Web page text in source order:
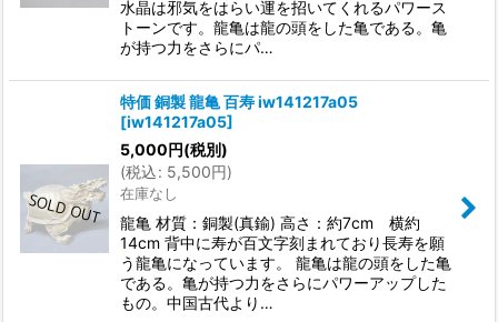
水晶は邪気をはらい運を招いてくれるパワース
トーンです。龍亀は龍の頭をした亀である。亀
が持つ力をさらにパ…
特価 銅製 龍亀 百寿 iw141217a05
[iw141217a05]
5,000円(税別)
(税込: 5,500円)
在庫なし
龍亀 材質：銅製(真鍮) 高さ：約7cm 横約
14cm 背中に寿が百文字刻まれており長寿を願
う龍亀になっています。 龍亀は龍の頭をした亀
である。亀が持つ力をさらにパワーアップした
もの。中国古代より…